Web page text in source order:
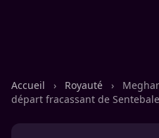
Accueil › Royauté ›
départ fracassant de